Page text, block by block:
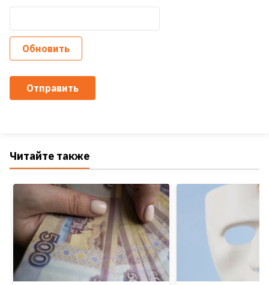
Обновить
Отправить
Читайте также